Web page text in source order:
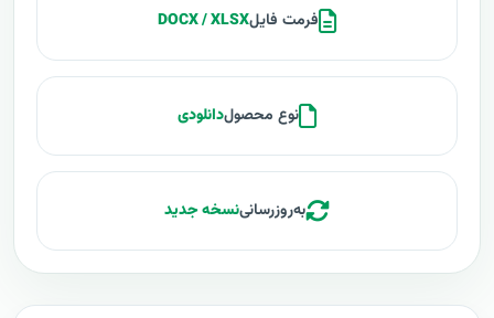
فرمت فایلDOCX / XLSX
نوع محصولدانلودی
به‌روزرسانینسخه جدید